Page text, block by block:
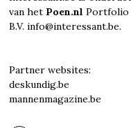
van het Poen.nl Portfolio
B.V. info@interessant.be.
Partner websites:
deskundig.be
mannenmagazine.be